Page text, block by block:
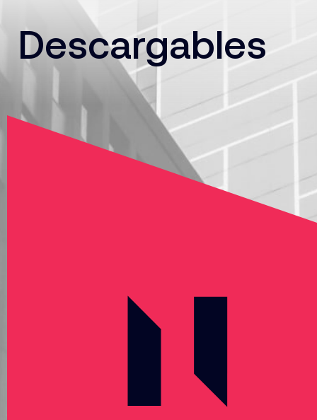
Descargables